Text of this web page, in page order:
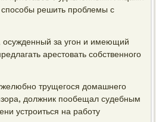
решить проблемы с
осужденный за угон и имеющий
арестовать собственного
трущегося домашнего
должник пообещал судебным
устроиться на работу